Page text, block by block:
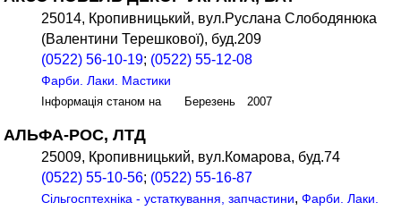
25014, Кропивницький, вул.Руслана Слободянюка
(Валентини Терешкової), буд.209
(0522) 56-10-19; (0522) 55-12-08
Фарби. Лаки. Мастики
Інформація станом на Березень 2007
АЛЬФА-РОС, ЛТД
25009, Кропивницький, вул.Комарова, буд.74
(0522) 55-10-56; (0522) 55-16-87
Сільгосптехніка - устаткування, запчастини,Фарби. Лаки.